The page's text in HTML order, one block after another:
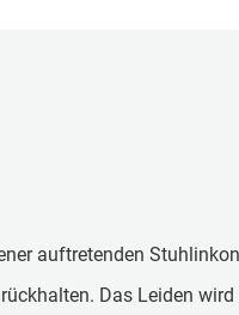
auftretenden
Das Leiden